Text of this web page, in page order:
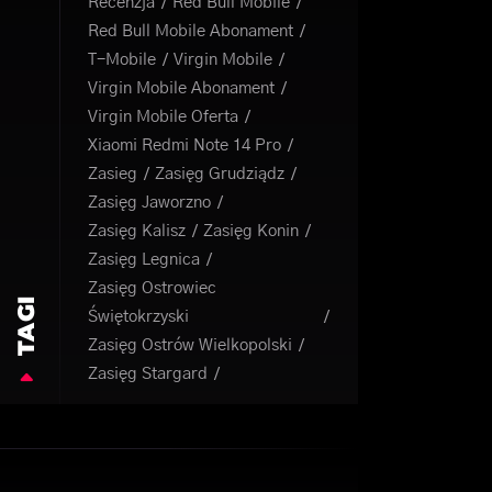
TAGI
Red Bull Mobile Abonament
T-Mobile
Virgin Mobile
Virgin Mobile Abonament
Virgin Mobile Oferta
Xiaomi Redmi Note 14 Pro
Zasieg
Zasięg Grudziądz
Zasięg Jaworzno
Zasięg Kalisz
Zasięg Konin
Zasięg Legnica
Zasięg Ostrowiec
Świętokrzyski
Zasięg Ostrów Wielkopolski
Zasięg Stargard